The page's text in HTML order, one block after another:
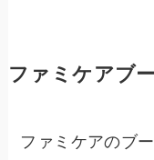
ファミケアブ
ファミケアのブ